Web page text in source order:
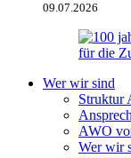
09.07.2026
Wer wir sind
Struktur
AWO
Wer wir